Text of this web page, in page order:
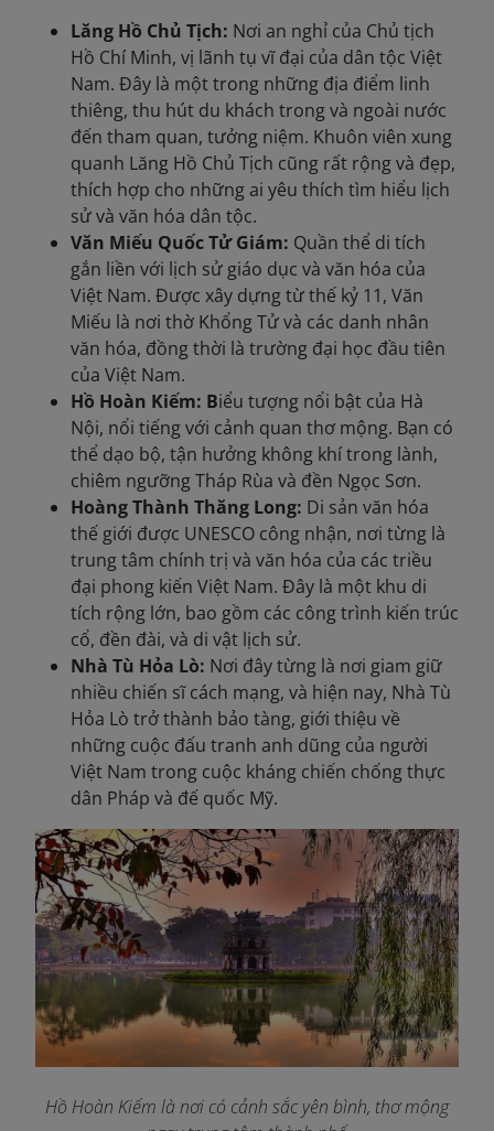
Lăng Hồ Chủ Tịch: Nơi an nghỉ của Chủ tịch
Hồ Chí Minh, vị lãnh tụ vĩ đại của dân tộc Việt
Nam. Đây là một trong những địa điểm linh
thiêng, thu hút du khách trong và ngoài nước
đến tham quan, tưởng niệm. Khuôn viên xung
quanh Lăng Hồ Chủ Tịch cũng rất rộng và đẹp,
thích hợp cho những ai yêu thích tìm hiểu lịch
sử và văn hóa dân tộc.
Văn Miếu Quốc Tử Giám: Quần thể di tích
gắn liền với lịch sử giáo dục và văn hóa của
Việt Nam. Được xây dựng từ thế kỷ 11, Văn
Miếu là nơi thờ Khổng Tử và các danh nhân
văn hóa, đồng thời là trường đại học đầu tiên
của Việt Nam.
Hồ Hoàn Kiếm: Biểu tượng nổi bật của Hà
Nội, nổi tiếng với cảnh quan thơ mộng. Bạn có
thể dạo bộ, tận hưởng không khí trong lành,
chiêm ngưỡng Tháp Rùa và đền Ngọc Sơn.
Hoàng Thành Thăng Long: Di sản văn hóa
thế giới được UNESCO công nhận, nơi từng là
trung tâm chính trị và văn hóa của các triều
đại phong kiến Việt Nam. Đây là một khu di
tích rộng lớn, bao gồm các công trình kiến trúc
cổ, đền đài, và di vật lịch sử.
Nhà Tù Hỏa Lò: Nơi đây từng là nơi giam giữ
nhiều chiến sĩ cách mạng, và hiện nay, Nhà Tù
Hỏa Lò trở thành bảo tàng, giới thiệu về
những cuộc đấu tranh anh dũng của người
Việt Nam trong cuộc kháng chiến chống thực
dân Pháp và đế quốc Mỹ.
Hồ Hoàn Kiếm là nơi có cảnh sắc yên bình, thơ mộng